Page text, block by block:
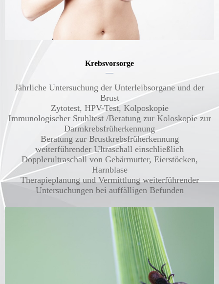
Krebsvorsorge
—
Jährliche Untersuchung der Unterleibsorgane und der
Brust
Zytotest, HPV-Test, Kolposkopie
Immunologischer Stuhltest /Beratung zur Koloskopie zur
Darmkrebsfrüherkennung
Beratung zur Brustkrebsfrüherkennung
weiterführender Ultraschall einschließlich
Dopplerultraschall von Gebärmutter, Eierstöcken,
Harnblase
Therapieplanung und Vermittlung weiterführender
Untersuchungen bei auffälligen Befunden